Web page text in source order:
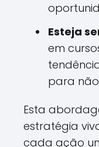
Esteja
em
para
Esta
estratégia
cada ação